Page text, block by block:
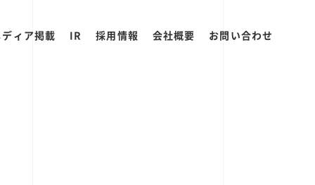
ィア掲載 IR 採用情報 会社概要 お問い合わせ